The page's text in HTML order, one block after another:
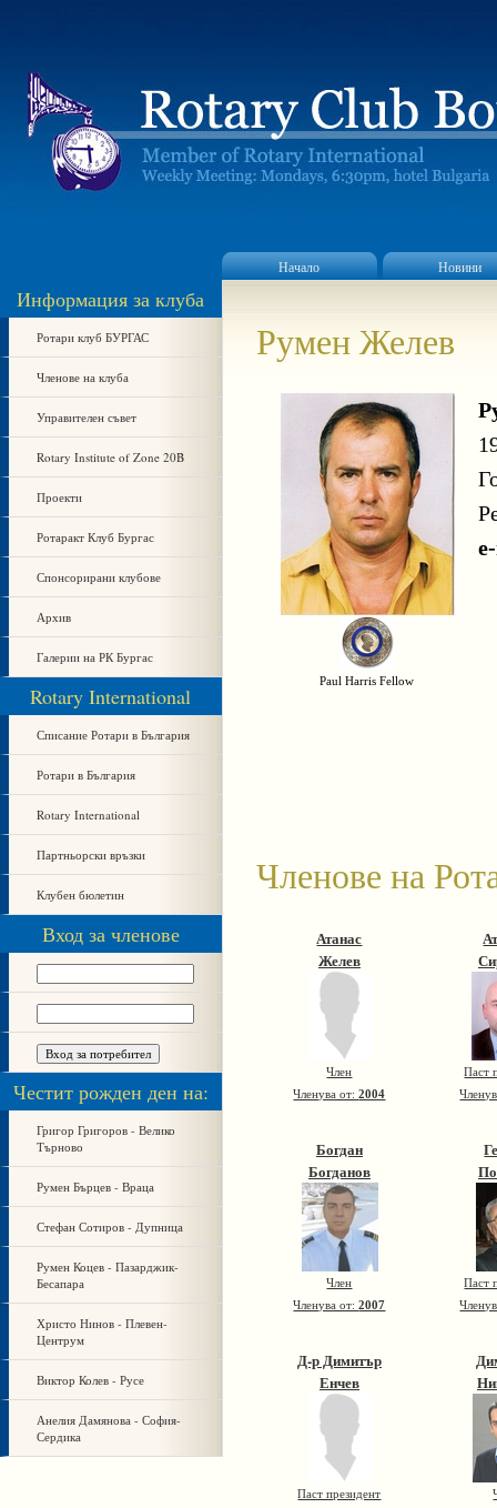
Начало Новини
Информация за клуба
Ротари клуб БУРГАС
Членове на клуба
Управителен съвет
Rotary Institute of Zone 20B
Проекти
Ротаракт Клуб Бургас
Спонсорирани клубове
Архив
Галерии на РК Бургас
Rotary International
Списание Ротари в България
Ротари в България
Rotary International
Партньорски връзки
Клубен бюлетин
Вход за членове
Честит рожден ден на:
Григор Григоров - Велико
Търново
Румен Бърцев - Враца
Стефан Сотиров - Дупница
Румен Коцев - Пазарджик-
Бесапара
Христо Нинов - Плевен-
Центрум
Виктор Колев - Русе
Анелия Дамянова - София-
Сердика
Румен Желев
Paul Harris Fellow
Членове на
Атанас
Желев
Член
Членува от:2004
Паст
Богдан
Богданов
Член
Членува от:2007
Паст
Д-р Димитър
Енчев
Паст президент